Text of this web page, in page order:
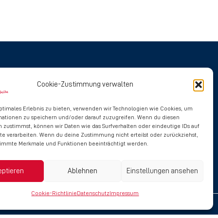
Cookie-Zustimmung verwalten
Erlebnis zu bieten, verwenden wir Technologien wie Cookies, um
zu speichern und/oder darauf zuzugreifen. Wenn du diesen
zustimmst, können wir Daten wie das Surfverhalten oder eindeutige IDs auf
verarbeiten. Wenn du deine Zustimmung nicht erteilst oder zurückziehst,
Merkmale und Funktionen beeinträchtigt werden.
Ablehnen Einstellungen ansehen
Cookie-RichtlinieDatenschutzImpressum